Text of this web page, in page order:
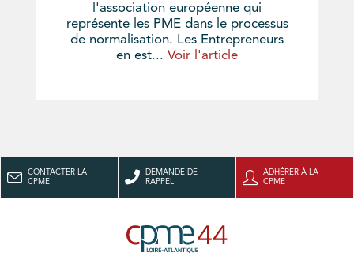
l'association européenne qui
représente les PME dans le processus
de normalisation. Les Entrepreneurs
en est... Voir l'article
CONTACTER LA
CPME
DEMANDE DE
RAPPEL
ADHÉRER À LA
CPME